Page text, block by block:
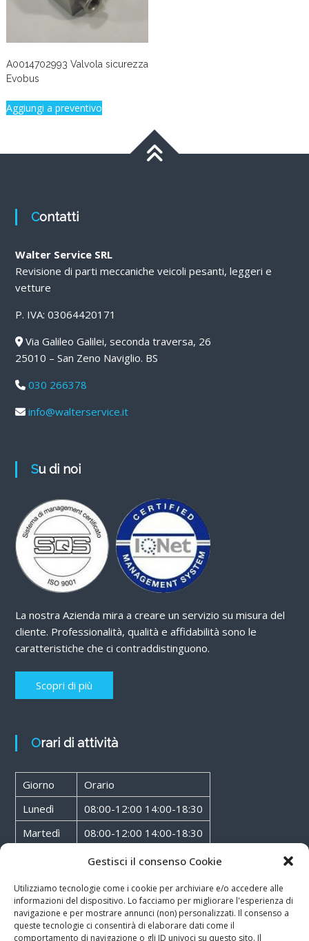
Gestisci il consenso Cookie
Utilizziamo tecnologie come i cookie per archiviare e/o accedere alle
informazioni del dispositivo. Lo facciamo per migliorare l'esperienza di
navigazione e per mostrare annunci (non) personalizzati. Il consenso a
queste tecnologie ci consentirà di elaborare dati come il
comportamento di navigazione o gli ID univoci su questo sito. Il
A0014702993 Valvola sicurezza
Evobus
Aggiungi a preventivo
Contatti
Walter Service SRL
Revisione di parti meccaniche veicoli pesanti, leggeri e
vetture
P. IVA: 03064420171
Via Galileo Galilei, seconda traversa, 26
25010 – San Zeno Naviglio. BS
030 266378
info@walterservice.it
Su di noi
La nostra Azienda mira a creare un servizio su misura del
cliente. Professionalità, qualità e affidabilità sono le
caratteristiche che ci contraddistinguono.
Scopri di più
Orari di attività
Giorno
Orario
Lunedì
08:00-12:00 14:00-18:30
Martedì
08:00-12:00 14:00-18:30
08:00-12:00 14:00-18:30
Giovedì
08:00-12:00 14:00-18:30
Venerdì
08:00-12:00 14:00-18:30
Sabato
08:00-12:00